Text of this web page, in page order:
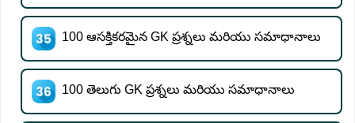
100 ఆసక్తికరమైన GK ప్రశ్నలు మరియు సమాధానాలు
100 తెలుగు GK ప్రశ్నలు మరియు సమాధానాలు